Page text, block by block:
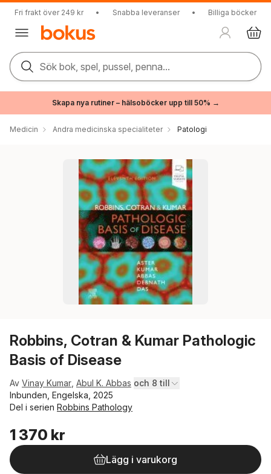
Fri frakt över 249 kr • Snabba leveranser • Billiga böcker
Sök bok, spel, pussel, penna...
Skapa nya rutiner – hälsoböcker upp till 50% →
Medicin Andra medicinska specialiteter Patologi
Robbins, Cotran & Kumar Pathologic
Basis of Disease
Av Vinay Kumar Abul K. Abbas och 8 till
Inbunden, Engelska, 2025
Del i serien Robbins Pathology
1 370 kr
Lägg i varukorg